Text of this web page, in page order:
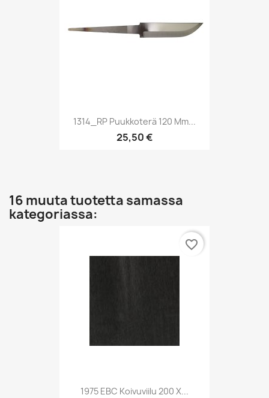
1314_RP Puukkoterä 120 Mm...
25,50 €
16 muuta tuotetta samassa
kategoriassa:
1975 EBC Koivuviilu 200 X...
favorite_border